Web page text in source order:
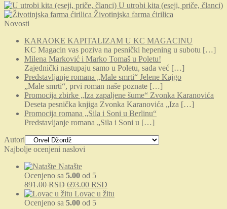
je
bila:
je:
792.00 RSD.
U utrobi kita (eseji, priče, članci)
Životinjska farma ćirilica
Novosti
KARAOKE KAPITALIZAM U KC MAGACINU
KC Magacin vas poziva na pesnički hepening u subotu […]
Milena Marković i Marko Tomaš u Poletu!
Zajednički nastupaju samo u Poletu, sada već […]
Predstavljanje romana „Male smrti“ Jelene Kajgo
„Male smrti“, prvi roman naše poznate […]
Promocija zbirke „Iza zapaljene šume“ Zvonka Karanovića
Deseta pesnička knjiga Zvonka Karanovića „Iza […]
Promocija romana „Sila i Soni u Berlinu“
Predstavljanje romana „Sila i Soni u […]
Autori
Najbolje ocenjeni naslovi
Natašte
Ocenjeno sa 5.00 od 5
891.00RSD Originalna
cena
je
693.00 RSD
cena
Lovac u žitu
Ocenjeno sa 5.00 od 5